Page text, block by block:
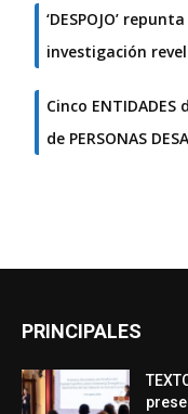
‘DESPOJO’
investigación
Cinco
de PERSONAS
PRINCIPALES